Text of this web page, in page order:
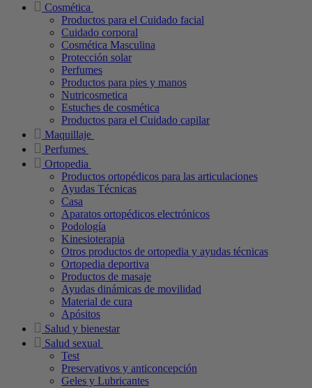
Cosmética
Productos para el Cuidado facial
Cuidado corporal
Cosmética Masculina
Protección solar
Perfumes
Productos para pies y manos
Nutricosmetica
Estuches de cosmética
Productos para el Cuidado capilar
Maquillaje
Perfumes
Ortopedia
Productos ortopédicos para las articulaciones
Ayudas Técnicas
Casa
Aparatos ortopédicos electrónicos
Podología
Kinesioterapia
Otros productos de ortopedia y ayudas técnicas
Ortopedia deportiva
Productos de masaje
Ayudas dinámicas de movilidad
Material de cura
Apósitos
Salud y bienestar
Salud sexual
Test
Preservativos y anticoncepción
Geles y Lubricantes